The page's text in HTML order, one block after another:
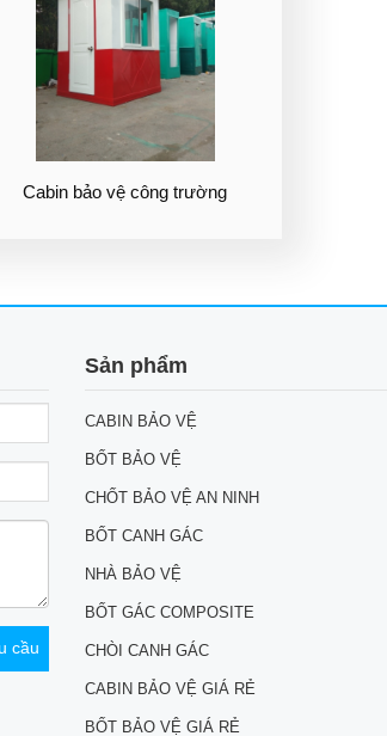
Cabin bảo vệ công trường
Sản phẩm
CABIN BẢO VỆ
BỐT BẢO VỆ
CHỐT BẢO VỆ AN NINH
BỐT CANH GÁC
NHÀ BẢO VỆ
BỐT GÁC COMPOSITE
CHÒI CANH GÁC
CABIN BẢO VỆ GIÁ RẺ
BỐT BẢO VỆ GIÁ RẺ